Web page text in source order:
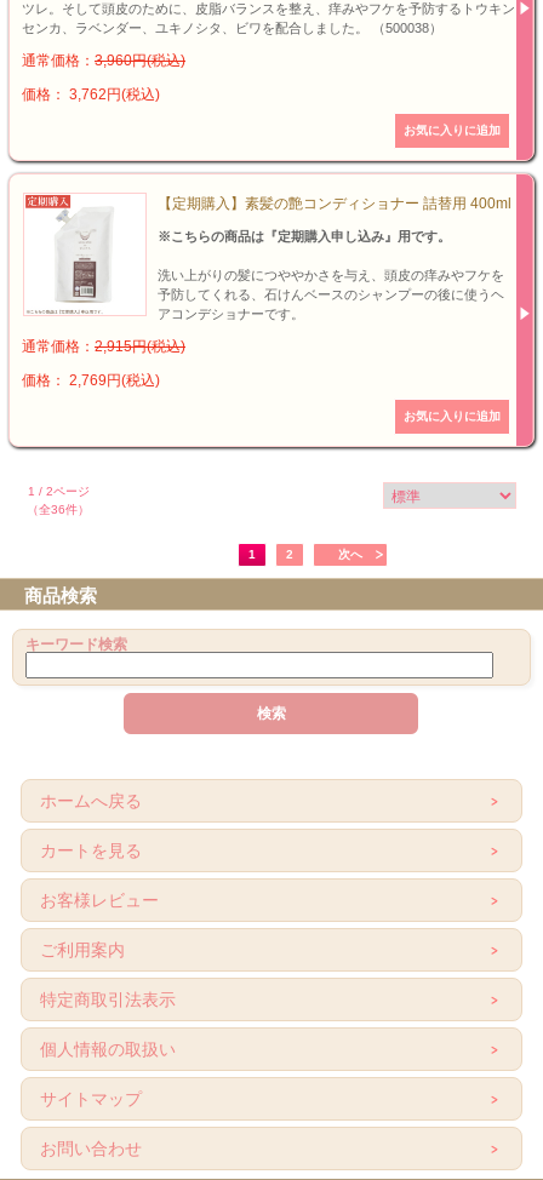
ツレ。そして頭皮のために、皮脂バランスを整え、痒みやフケを予防するトウキン
センカ、ラベンダー、ユキノシタ、ビワを配合しました。 （500038）
通常価格： 3,960円(税込)
価格： 3,762円(税込)
【定期購入】素髪の艶コンディショナー 詰替用 400ml
※こちらの商品は『定期購入申し込み』用です。
洗い上がりの髪につややかさを与え、頭皮の痒みやフケを
予防してくれる、石けんベースのシャンプーの後に使うヘ
アコンデショナーです。
通常価格： 2,915円(税込)
価格： 2,769円(税込)
1 / 2ページ
（全36件）
1 2 次へ
商品検索
キーワード検索
ホームへ戻る
カートを見る
お客様レビュー
ご利用案内
特定商取引法表示
個人情報の取扱い
サイトマップ
お問い合わせ